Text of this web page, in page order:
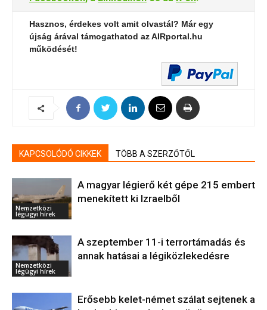
Hasznos, érdekes volt amit olvastál? Már egy
újság árával támogathatod az AIRportal.hu
működését!
KAPCSOLÓDÓ CIKKEK TÖBB A SZERZŐTŐL
Nemzetközi
légügyi hírek
A magyar légierő két gépe 215 embert
menekített ki Izraelből
Nemzetközi
légügyi hírek
A szeptember 11-i terrortámadás és
annak hatásai a légiközlekedésre
Erősebb kelet-német szálat sejtenek a